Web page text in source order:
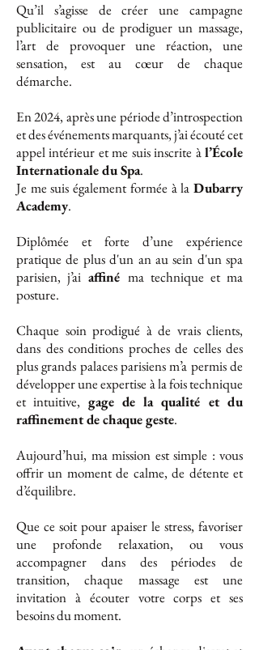
Qu’il s’agisse de créer une campagne
publicitaire ou de prodiguer un massage,
l’art de provoquer une réaction, une
sensation, est au cœur de chaque
démarche.
En 2024, après une période d’introspection
et des événements marquants, j’ai écouté cet
appel intérieur et me suis inscrite àl’École
Internationale du Spa.
Je me suis également formée à la Dubarry
Academy.
​Diplômée et forte d’une expérience
pratique de plus d'un an au sein d'un spa
parisien, j’ai affiné ma technique et ma
posture.
Chaque soin prodigué à de vrais clients,
dans des conditions proches de celles des
plus grands palaces parisiens m’a permis de
développer une expertise à la fois technique
et intuitive, gage de la qualité et du
raffinement de chaque geste.
Aujourd’hui, ma mission est simple : vous
offrir un moment de calme, de détente et
d’équilibre.
Que ce soit pour apaiser le stress, favoriser
une profonde relaxation, ou vous
accompagner dans des périodes de
transition, chaque massage est une
invitation à écouter votre corps et ses
besoins du moment.